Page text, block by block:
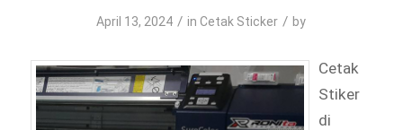
April 13, 2024 / inCetak Sticker / by
Cetak
Stiker
di